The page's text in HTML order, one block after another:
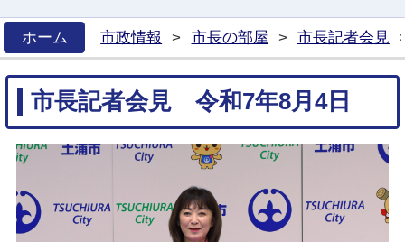
ホーム
市政情報 > 市長の部屋 > 市長記者会見
市長記者会見 令和7年8月4日